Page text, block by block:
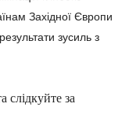
Західної Європи
зусиль з
слідкуйте за